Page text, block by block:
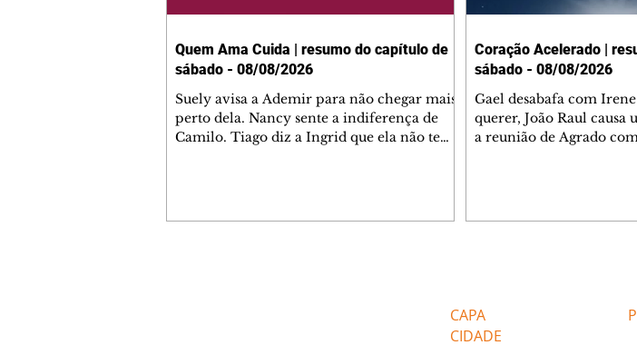
Quem Ama Cuida | resumo do capítulo de
sábado - 08/08/2026
Suely avisa a Ademir para não chegar mais
perto dela. Nancy sente a indiferença de
Camilo. Tiago diz a Ingrid que ela não tem
que está feliz trabalhando no restaurante de
Coração Acelerado |
sábado - 08/08/2026
Gael desabafa com Irene
querer, João Raul causa
a reunião de Agrado
termina o
CAPA
CIDADE